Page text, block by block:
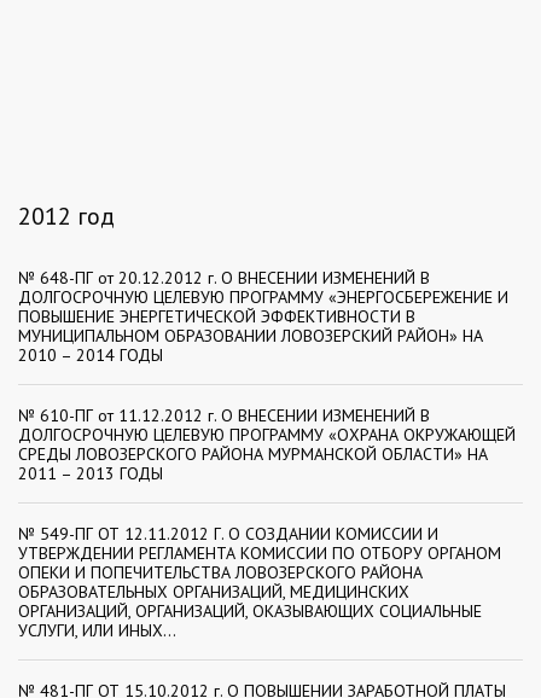
2012 год
№ 648-ПГ от 20.12.2012 г. О ВНЕСЕНИИ ИЗМЕНЕНИЙ В
ДОЛГОСРОЧНУЮ ЦЕЛЕВУЮ ПРОГРАММУ «ЭНЕРГОСБЕРЕЖЕНИЕ И
ПОВЫШЕНИЕ ЭНЕРГЕТИЧЕСКОЙ ЭФФЕКТИВНОСТИ В
МУНИЦИПАЛЬНОМ ОБРАЗОВАНИИ ЛОВОЗЕРСКИЙ РАЙОН» НА
2010 – 2014 ГОДЫ
№ 610-ПГ от 11.12.2012 г. О ВНЕСЕНИИ ИЗМЕНЕНИЙ В
ДОЛГОСРОЧНУЮ ЦЕЛЕВУЮ ПРОГРАММУ «ОХРАНА ОКРУЖАЮЩЕЙ
СРЕДЫ ЛОВОЗЕРСКОГО РАЙОНА МУРМАНСКОЙ ОБЛАСТИ» НА
2011 – 2013 ГОДЫ
№ 549-ПГ ОТ 12.11.2012 Г. О СОЗДАНИИ КОМИССИИ И
УТВЕРЖДЕНИИ РЕГЛАМЕНТА КОМИССИИ ПО ОТБОРУ ОРГАНОМ
ОПЕКИ И ПОПЕЧИТЕЛЬСТВА ЛОВОЗЕРСКОГО РАЙОНА
ОБРАЗОВАТЕЛЬНЫХ ОРГАНИЗАЦИЙ, МЕДИЦИНСКИХ
ОРГАНИЗАЦИЙ, ОРГАНИЗАЦИЙ, ОКАЗЫВАЮЩИХ СОЦИАЛЬНЫЕ
УСЛУГИ, ИЛИ ИНЫХ…
№ 481-ПГ ОТ 15.10.2012 г. О ПОВЫШЕНИИ ЗАРАБОТНОЙ ПЛАТЫ